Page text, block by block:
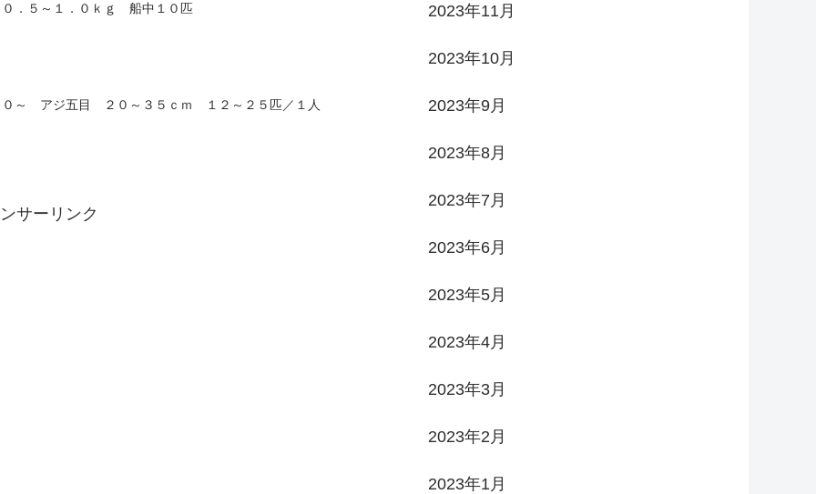
．５～１．０ｋｇ 船中１０匹
０～ アジ五目 ２０～３５ｃｍ １２～２５匹／１人
サーリンク
2023年11月
2023年10月
2023年9月
2023年8月
2023年7月
2023年6月
2023年5月
2023年4月
2023年3月
2023年2月
2023年1月